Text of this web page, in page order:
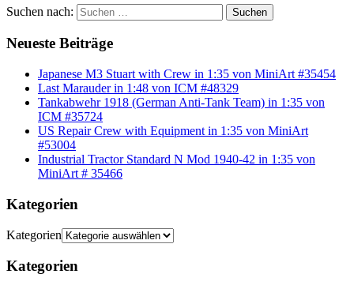
Suchen nach: Suchen
Neueste Beiträge
Japanese M3 Stuart with Crew in 1:35 von MiniArt #35454
Last Marauder in 1:48 von ICM #48329
Tankabwehr 1918 (German Anti-Tank Team) in 1:35 von
ICM #35724
US Repair Crew with Equipment in 1:35 von MiniArt
#53004
Industrial Tractor Standard N Mod 1940-42 in 1:35 von
MiniArt # 35466
Kategorien
Kategorien
Kategorien